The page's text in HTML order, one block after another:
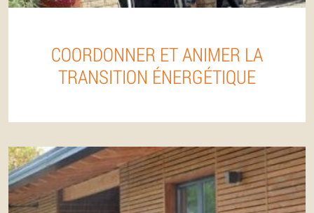
COORDONNER ET ANIMER LA
TRANSITION ÉNERGÉTIQUE